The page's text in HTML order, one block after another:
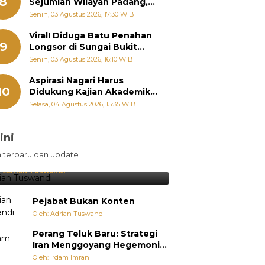
Fadly Amran Perintahkan
Senin, 03 Agustus 2026, 17:30 WIB
9
Viral! Diduga Batu Penahan
Longsor di Sungai Bukit
Nago Padang Diambil, Warga
Senin, 03 Agustus 2026, 16:10 WIB
Aspirasi Nagari Harus
Didukung Kajian Akademik,
Zigo Rolanda: Agar Mudah
Selasa, 04 Agustus 2026, 15:35 WIB
terbaru dan update
Lebih Diunggulkan, tetapi
Selalu Punya Cara Membuat
Adrian Tuswandi
Pejabat Bukan Konten
Oleh: Adrian Tuswandi
Perang Teluk Baru: Strategi
Iran Menggoyang Hegemoni
AS dari Dalam
Oleh: Irdam Imran